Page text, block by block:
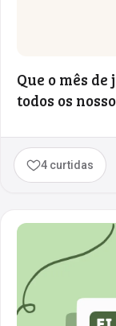
Que o mês
todos os
4 curtidas